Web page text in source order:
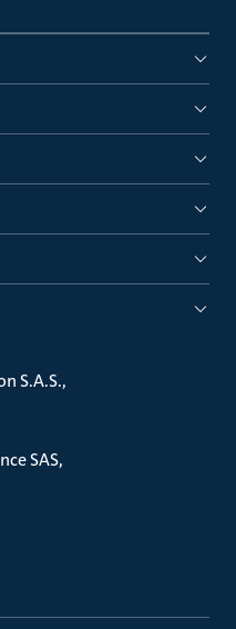
S.A.S.
SAS